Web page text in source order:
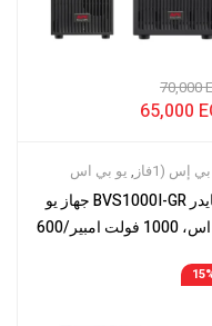
70,000
65,000
إس (1فاز , يو بي اس
شنايدر BVS1000I-GR جهاز يو
بي اس، 1000 فولت امبير/600